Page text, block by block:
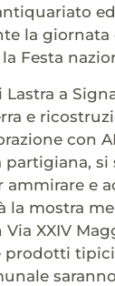
la
Festa
a
e
con
partigiana, si
ammirare e
la mostra
Via XXIV